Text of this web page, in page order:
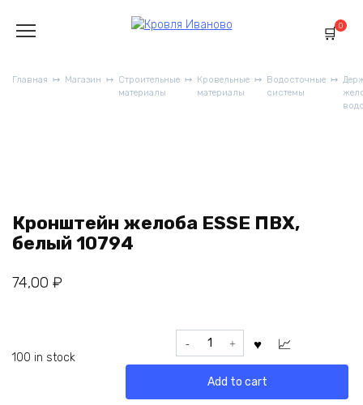
содержанию
0
Главная Магазин
Строительные
материалы
Кровельные
материалы
Водосточные
системы
Кронштейн желоба ESSE ПВХ,
белый 10794
74,00 ₽
100 in stock
Кронштейн
желоба
Add to cart